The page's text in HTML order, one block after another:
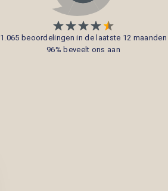
1.065 beoordelingen in de laatste 12 maanden
96% beveelt ons aan